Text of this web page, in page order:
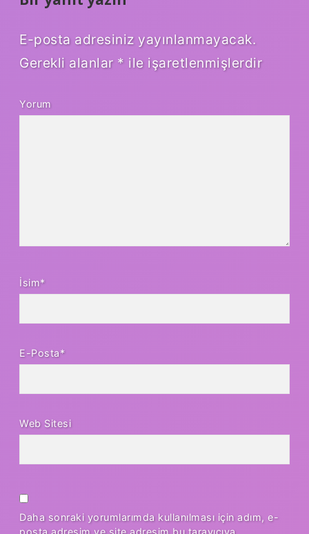
E-posta adresiniz yayınlanmayacak.
Gerekli alanlar * ile işaretlenmişlerdir
Yorum
İsim*
E-Posta*
Web Sitesi
Daha sonraki yorumlarımda kullanılması için adım, e-
posta adresim ve site adresim bu tarayıcıya